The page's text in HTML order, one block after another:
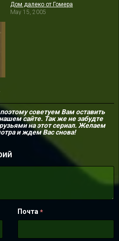
Дом далеко от Гомера
May 15, 2005
советуем Вам оставить
сайте. Так же не забудте
на этот сериал. Желаем
и ждем Вас снова!
Почта *